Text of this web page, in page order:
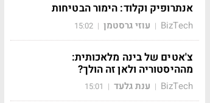
אנתרופיק וקלוד: הימור הבטיחות
BizTech
| עוזי גרסטמן |
15:02
צ'אטים של בינה מלאכותית:
מההיסטוריה ולאן זה הולך?
BizTech
| ענת גלעד |
15:01